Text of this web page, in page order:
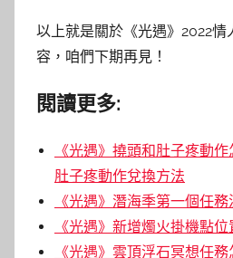
以上就是關於《光遇》2022情
容，咱們下期再見！
閱讀更多:
《光遇》撓頭和肚子疼動
肚子疼動作兌換方法
《光遇》潛海季第一個任
《光遇》新增燭火掛機點
《光遇》雲頂浮石冥想任